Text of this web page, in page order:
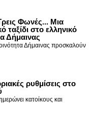
Φωνές... Μια
ταξίδι στο ελληνικό
Δήμαινας
Δήμαινας προσκαλούν
ρυθμίσεις στο
κατοίκους και